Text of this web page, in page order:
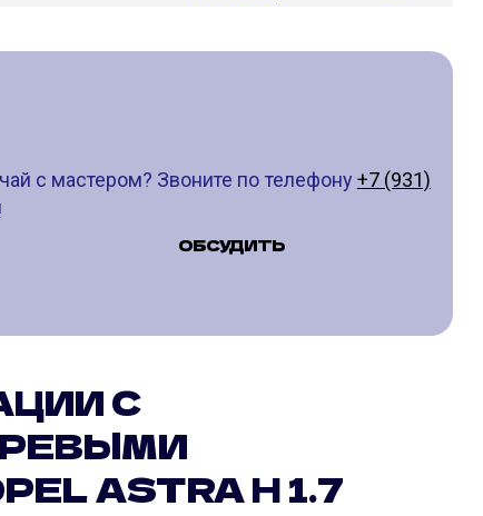
с мастером? Звоните по телефону +7 (931)
ОБСУДИТЬ
С
ASTRA H 1.7